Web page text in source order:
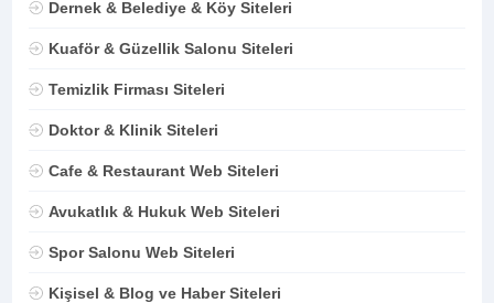
Dernek & Belediye & Köy Siteleri
Kuaför & Güzellik Salonu Siteleri
Temizlik Firması Siteleri
Doktor & Klinik Siteleri
Cafe & Restaurant Web Siteleri
Avukatlık & Hukuk Web Siteleri
Spor Salonu Web Siteleri
Kişisel & Blog ve Haber Siteleri